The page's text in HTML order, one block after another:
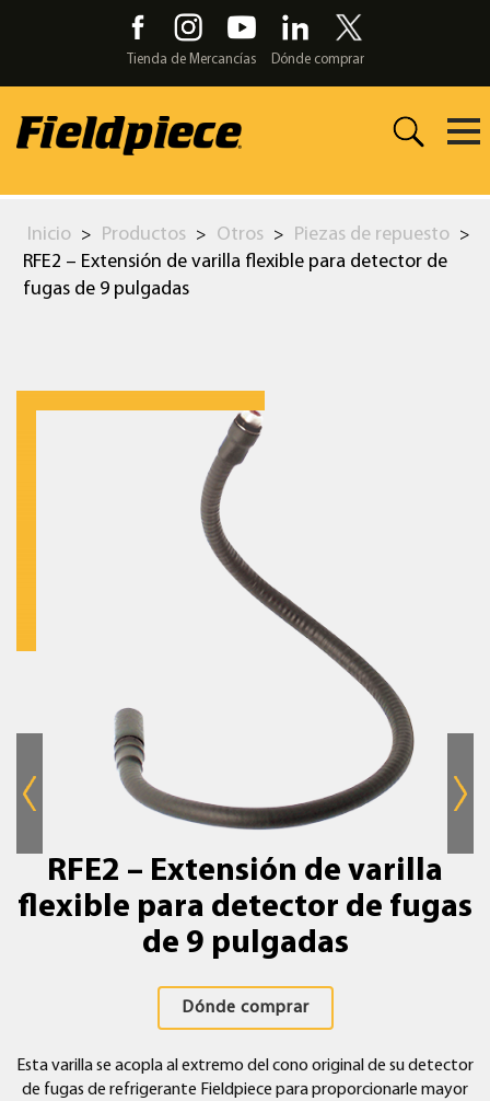
to
the
content
Tienda de Mercancías Dónde comprar
Inicio > Productos > Otros > Piezas de repuesto >
RFE2 – Extensión de varilla flexible para detector de
fugas de 9 pulgadas
RFE2 – Extensión de varilla
flexible para detector de fugas
de 9 pulgadas
Dónde comprar
Esta varilla se acopla al extremo del cono original de su detector
de fugas de refrigerante Fieldpiece para proporcionarle mayor